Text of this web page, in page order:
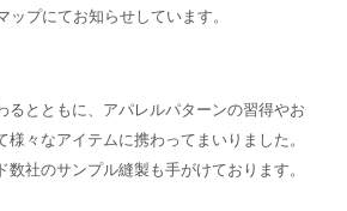
ップにてお知らせしています。
るとともに、アパレルパターンの習得やお
々なアイテムに携わってまいりました。
社のサンプル縫製も手がけております。